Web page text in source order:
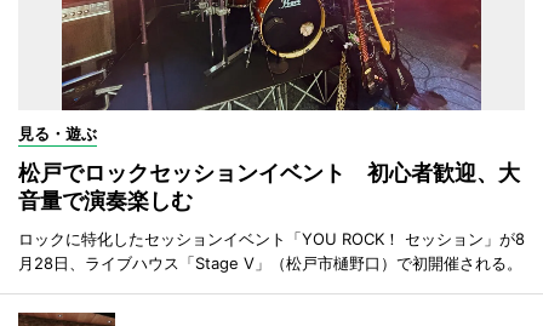
見る・遊ぶ
松戸でロックセッションイベント 初心者歓迎、大
音量で演奏楽しむ
ロックに特化したセッションイベント「YOU ROCK！ セッション」が8
月28日、ライブハウス「Stage V」（松戸市樋野口）で初開催される。